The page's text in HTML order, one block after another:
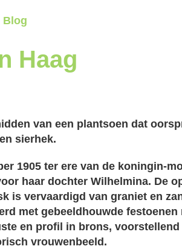
Blog
Haag
van een plantsoen dat
sierhek.
1905 ter ere van de koningin-
haar dochter Wilhelmina. De
is vervaardigd van graniet en
met gebeeldhouwde festoenen
en profil in brons,
vrouwenbeeld.